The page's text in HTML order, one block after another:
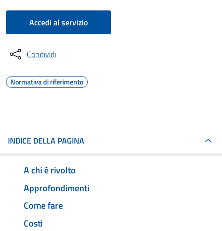
Accedi al servizio
Condividi
Normativa di riferimento
INDICE DELLA PAGINA
A chi è rivolto
Approfondimenti
Come fare
Costi